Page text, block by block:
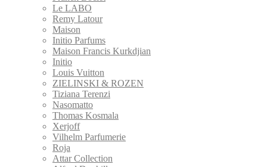
Le LABO
Remy Latour
Maison
Initio Parfums
Maison Francis Kurkdjian
Initio
Louis Vuitton
ZIELINSKI & ROZEN
Tiziana Terenzi
Nasomatto
Thomas Kosmala
Xerjoff
Vilhelm Parfumerie
Roja
Attar Collection